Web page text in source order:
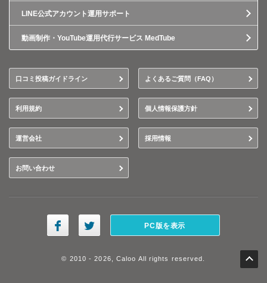
LINE公式アカウント運用サポート
動画制作・YouTube運用代行サービス MedTube
口コミ投稿ガイドライン よくあるご質問（FAQ）
利用規約 個人情報保護方針
運営会社 採用情報
お問い合わせ
PC版を表示
© 2010 - 2026, Caloo All rights reserved.